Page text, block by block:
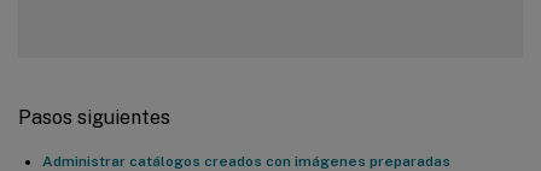
Pasos siguientes
Administrar catálogos creados con imágenes preparadas